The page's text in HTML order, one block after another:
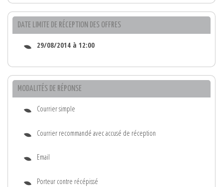
DATE LIMITE DE RÉCEPTION DES OFFRES
29/08/2014 à 12:00
MODALITÉS DE RÉPONSE
Courrier simple
Courrier recommandé avec accusé de réception
Email
Porteur contre récépissé